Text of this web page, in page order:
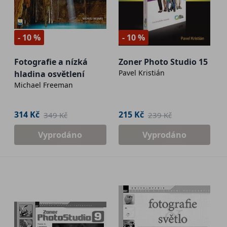
- 10 %
Fotografie a nízká
hladina osvětlení
Michael Freeman
314 Kč 349 Kč
Vyprodáno
- 10 %
Zoner Photo Studio 15
Pavel Kristián
215 Kč 239 Kč
Vyprodáno